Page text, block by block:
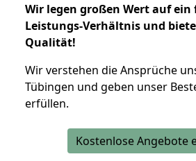
Wir legen großen Wert auf ein
Leistungs-Verhältnis und
Qualität!
Wir verstehen die Ansprüche
Tübingen und geben unser
erfüllen.
Kostenlose Angebote